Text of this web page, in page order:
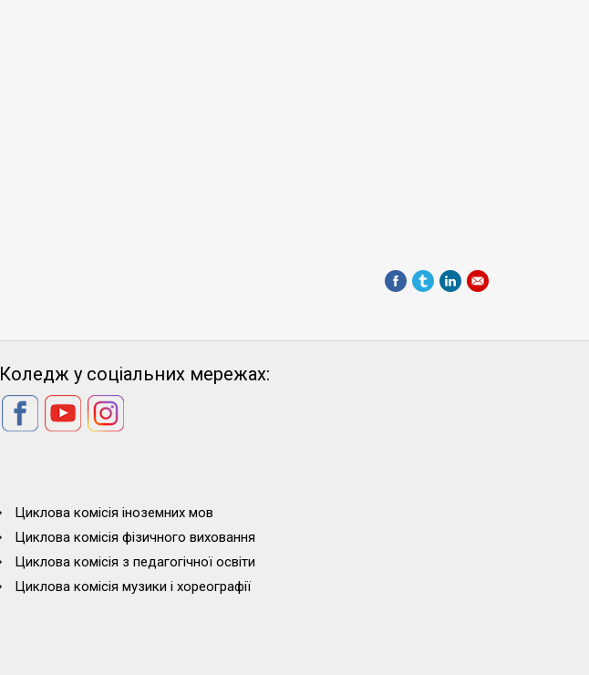
Коледж у соціальних мережах:
Циклова комісія іноземних мов
Циклова комісія фізичного виховання
Циклова комісія з педагогічної освіти
Циклова комісія музики і хореографії